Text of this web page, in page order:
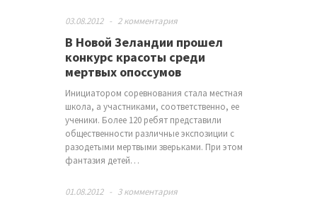
03.08.2012 - 2 комментария
В Новой Зеландии прошел
конкурс красоты среди
мертвых опоссумов
Инициатором соревнования стала местная
школа, а участниками, соответственно, ее
ученики. Более 120 ребят представили
общественности различные экспозиции с
разодетыми мертвыми зверьками. При этом
фантазия детей…
01.08.2012 - 3 комментария